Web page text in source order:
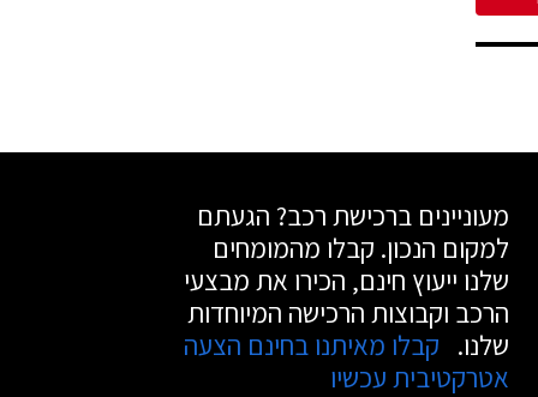
מעוניינים ברכישת רכב? הגעתם
למקום הנכון. קבלו מהמומחים
שלנו ייעוץ חינם, הכירו את מבצעי
הרכב וקבוצות הרכישה המיוחדות
שלנו. קבלו מאיתנו בחינם הצעה
אטרקטיבית עכשיו